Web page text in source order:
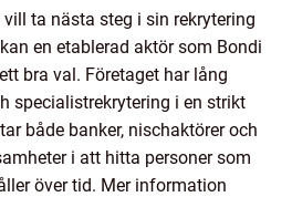
ta nästa steg i sin rekrytering
en etablerad aktör som Bondi
bra val. Företaget har lång
specialistrekrytering i en strikt
både banker, nischaktörer och
i att hitta personer som
över tid. Mer information